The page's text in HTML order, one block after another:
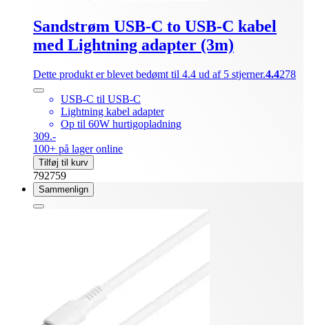
Sandstrøm USB-C to USB-C kabel
med Lightning adapter (3m)
Dette produkt er blevet bedømt til 4.4 ud af 5 stjerner.4.4278
USB-C til USB-C
Lightning kabel adapter
Op til 60W hurtigopladning
309.-
100+ på lager online
Tilføj til kurv
792759
Sammenlign